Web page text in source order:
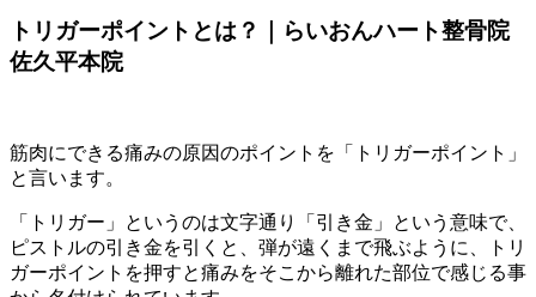
トリガーポイントとは？｜らいおんハート整骨院
佐久平本院
筋肉にできる痛みの原因のポイントを「トリガーポイント」
と言います。
「トリガー」というのは文字通り「引き金」という意味で、
ピストルの引き金を引くと、弾が遠くまで飛ぶように、トリ
ガーポイントを押すと痛みをそこから離れた部位で感じる事